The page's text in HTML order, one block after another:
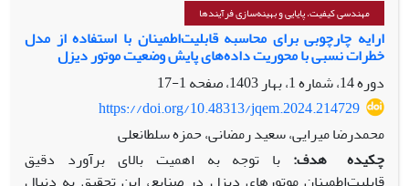
چندمتغیره خطی ساده خودهمبسته در نظر گرفته می‌شود و فرض
می‌شود که خودهمبستگی بتواند با مدل‌های AR(1) و MA(1)
توصیف ‌شود. سپس دو نمودار کنترل برای پایش پروفایل‌های
چندمتغیره خطی ساده در فاز 1 پیشنهاد می‌شود. عملکرد
نمودارهای کنترل پیشنهادی در فاز 1 با استفاده از شبیه‌سازی و
معیار توان آزمون مقایسه می‌شوند.
مهندسی کیفیت، پایایی و بهینه‌سازی فرآیندها
ارایه چارچوبی برای محاسبه قابلیت‌اطمینان با استفاده از مدل
خطرات نسبی با محوریت داده‌های پایش وضعیت موتور دیزل
دوره 14، شماره 1، بهار 1403، صفحه
1-17
https://doi.org/10.48313/jqem.2024.214729
محمدرضا میرایی، سعید رمضانی، حمزه سلطانعلی
چکیده
هدف: با توجه به اهمیت بالای برآورد دقیق